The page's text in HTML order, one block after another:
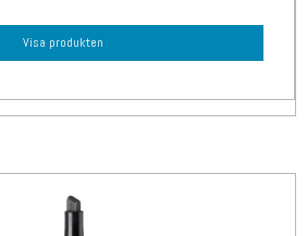
Visa produkten